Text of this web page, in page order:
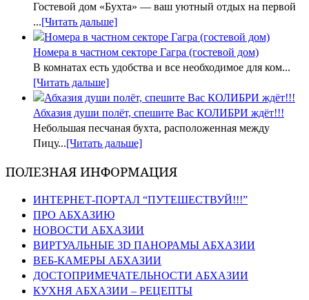
Гостевой дом «Бухта» — ваш уютный отдых на первой
...[Читать дальше]
Номера в частном секторе Гагра (гостевой дом)
В комнатах есть удобства и все необходимое для ком...
[Читать дальше]
Абхазия души полёт, спешите Вас КОЛИБРИ ждёт!!!
Небольшая песчаная бухта, расположенная между
Пицу...[Читать дальше]
ПОЛЕЗНАЯ ИНФОРМАЦИЯ
ИНТЕРНЕТ-ПОРТАЛ “ПУТЕШЕСТВУЙ!!!”
ПРО АБХАЗИЮ
НОВОСТИ АБХАЗИИ
ВИРТУАЛЬНЫЕ 3D ПАНОРАМЫ АБХАЗИИ
ВЕБ-КАМЕРЫ АБХАЗИИ
ДОСТОПРИМЕЧАТЕЛЬНОСТИ АБХАЗИИ
КУХНЯ АБХАЗИИ – РЕЦЕПТЫ